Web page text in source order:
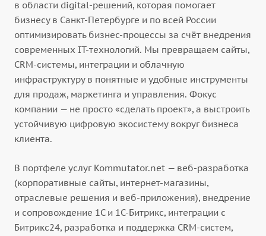
в области digital-решений, которая помогает
бизнесу в Санкт-Петербурге и по всей России
оптимизировать бизнес-процессы за счёт внедрения
современных IT-технологий. Мы превращаем сайты,
CRM-системы, интеграции и облачную
инфраструктуру в понятные и удобные инструменты
для продаж, маркетинга и управления. Фокус
компании — не просто «сделать проект», а выстроить
устойчивую цифровую экосистему вокруг бизнеса
клиента.
В портфеле услуг Kommutator.net — веб-разработка
(корпоративные сайты, интернет-магазины,
отраслевые решения и веб-приложения), внедрение
и сопровождение 1С и 1С-Битрикс, интеграции с
Битрикс24, разработка и поддержка CRM-систем,